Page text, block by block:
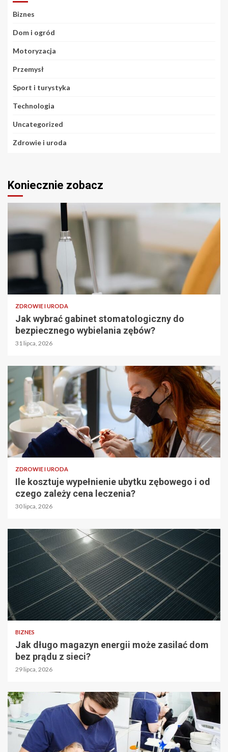
Biznes
Dom i ogród
Motoryzacja
Przemysł
Sport i turystyka
Technologia
Uncategorized
Zdrowie i uroda
Koniecznie zobacz
ZDROWIE I URODA
Jak wybrać gabinet stomatologiczny do
bezpiecznego wybielania zębów?
31 lipca, 2026
ZDROWIE I URODA
Ile kosztuje wypełnienie ubytku zębowego i od
czego zależy cena leczenia?
30 lipca, 2026
BIZNES
Jak długo magazyn energii może zasilać dom
bez prądu z sieci?
29 lipca, 2026